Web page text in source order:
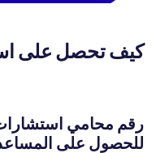
كيف تحصل على
رقم محامي استشارات
للحصول على